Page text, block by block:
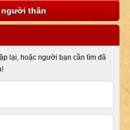
thân
lại, hoặc người bạn cần tìm đã